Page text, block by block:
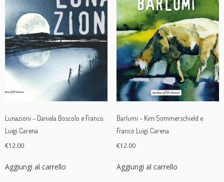
Lunazioni – Daniela Boscolo e Franco
Luigi Carena
€12.00
Aggiungi al carrello
Barlumi – Kim Sommerschield e
Franco Luigi Carena
€12.00
Aggiungi al carrello